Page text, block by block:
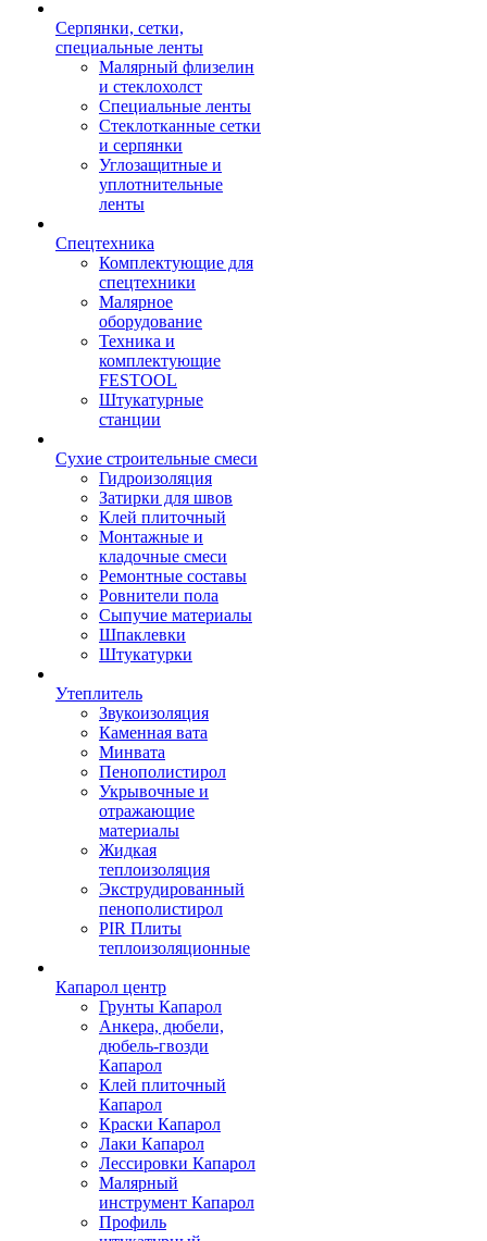
Серпянки, сетки,
специальные ленты
Малярный флизелин
и стеклохолст
Специальные ленты
Стеклотканные сетки
и серпянки
Углозащитные и
уплотнительные
ленты
Спецтехника
Комплектующие для
спецтехники
Малярное
оборудование
Техника и
комплектующие
FESTOOL
Штукатурные
станции
Сухие строительные смеси
Гидроизоляция
Затирки для швов
Клей плиточный
Монтажные и
кладочные смеси
Ремонтные составы
Ровнители пола
Сыпучие материалы
Шпаклевки
Штукатурки
Утеплитель
Звукоизоляция
Каменная вата
Минвата
Пенополистирол
Укрывочные и
отражающие
материалы
Жидкая
теплоизоляция
Экструдированный
пенополистирол
PIR Плиты
теплоизоляционные
Капарол центр
Грунты Капарол
Анкера, дюбели,
дюбель-гвозди
Капарол
Клей плиточный
Капарол
Краски Капарол
Лаки Капарол
Лессировки Капарол
Малярный
инструмент Капарол
Профиль